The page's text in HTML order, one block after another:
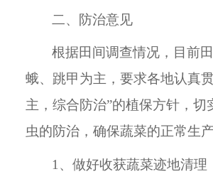
二、防治意见
根据田间调查情况，目前
蛾、跳甲为主，要求各地认真
主，综合防治”的植保方针，切
虫的防治，确保蔬菜的正常生产
1、做好收获蔬菜迹地清理